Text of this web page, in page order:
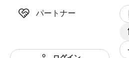
パートナー